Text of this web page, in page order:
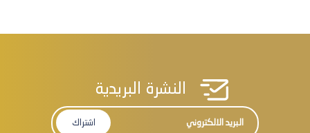
النشرة البريدية
اشتراك